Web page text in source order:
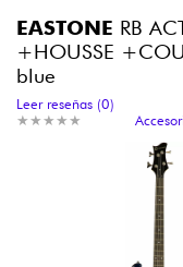
Ampli & Efectos
Pianos
Sintetizadores
Grabación
EASTONE RB
+HOUSSE
blue
★ ★ ★ ★ ★
★ ★ ★ ★ ★
Leer reseñas (0)